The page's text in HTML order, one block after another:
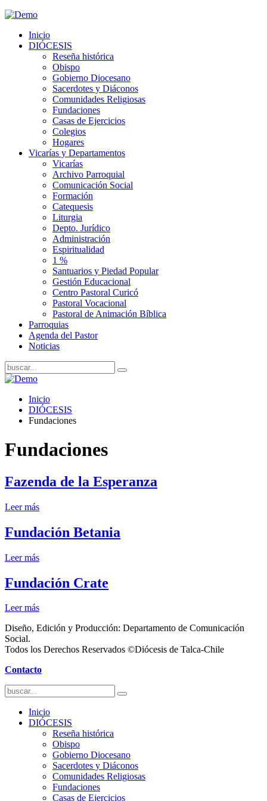
Inicio
DIÓCESIS
Reseña histórica
Obispo
Gobierno Diocesano
Sacerdotes y Diáconos
Comunidades Religiosas
Fundaciones
Casas de Ejercicios
Colegios
Hogares
Vicarías y Departamentos
Vicarías
Archivo Parroquial
Comunicación Social
Formación
Catequesis
Liturgia
Depto. Jurídico
Administración
Espiritualidad
1 %
Santuarios y Piedad Popular
Gestión Educacional
Centro Pastoral Curicó
Pastoral Vocacional
Pastoral de Animación Bíblica
Parroquias
Agenda del Pastor
Noticias
Inicio
DIÓCESIS
Fundaciones
Fundaciones
Fazenda de la Esperanza
Leer más
Fundación Betania
Leer más
Fundación Crate
Leer más
Diseño, Edición y Producción: Departamento de Comunicación
Social.
Todos los Derechos Reservados ©Diócesis de Talca-Chile
Contacto
Inicio
DIÓCESIS
Reseña histórica
Obispo
Gobierno Diocesano
Sacerdotes y Diáconos
Comunidades Religiosas
Fundaciones
Casas de Ejercicios